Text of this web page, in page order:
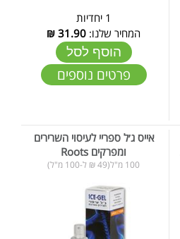
1 יחדיות
המחיר שלנו: 31.90
₪
הוסף לסל
פרטים נוספים
אייס ג׳ל ספריי לעיסוי השרירים
ומפרקים Roots
100 מ"ל(49 ₪ ל-100 מ"ל)